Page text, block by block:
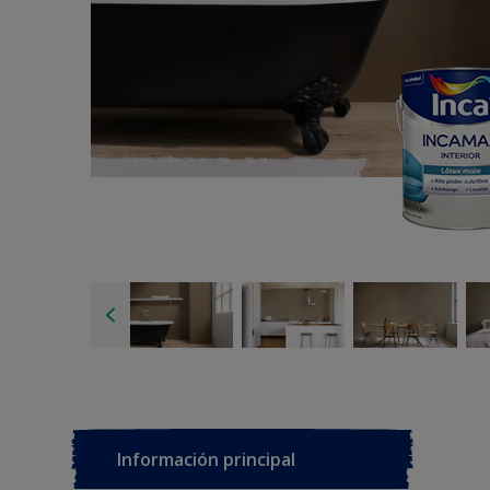
Información principal